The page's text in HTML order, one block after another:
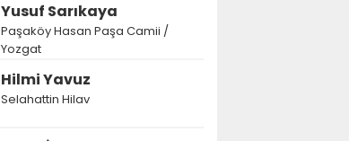
Yusuf Sarıkaya
Paşaköy Hasan Paşa Camii /
Yozgat
Hilmi Yavuz
Selahattin Hilav